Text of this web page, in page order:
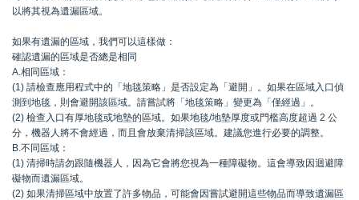
以將其視為遺漏區域。
如果有遺漏的區域，我們可以這樣做：
確認遺漏的區域是否總是相同
A.相同區域：
(1) 請檢查應用程式中的「地毯策略」是否設定為「避開」。如果在區域入口偵
測到地毯，則會避開該區域。請嘗試將「地毯策略」變更為「僅經過」。
(2) 檢查入口有厚地毯或地墊的區域。如果地毯/地墊厚度或門檻高度超過 2 公
分，機器人將不會經過，而且會放棄清掃該區域。建議您進行必要的調整。
B.不同區域：
(1) 清掃時請勿跟隨機器人，因為它會將您視為一種障礙物。這會導致因迴避障
礙物而遺漏區域。
(2) 如果清掃區域中放置了許多物品，可能會因嘗試避開這些物品而導致遺漏區